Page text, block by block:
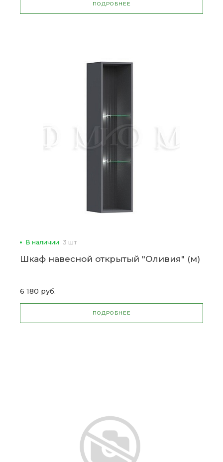
ПОДРОБНЕЕ
В наличии 3 шт
Шкаф навесной открытый "Оливия" (м)
6 180 руб.
ПОДРОБНЕЕ